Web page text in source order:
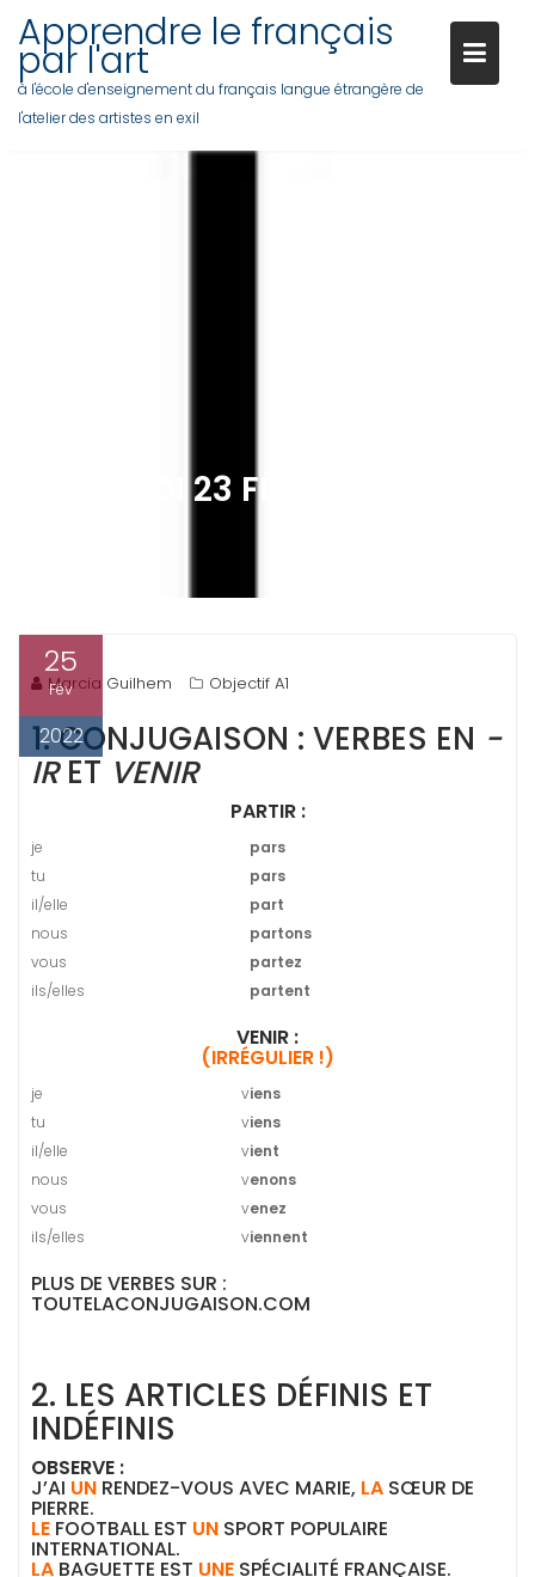
content
Apprendre le français
par l'art
à l'école d'enseignement du français langue étrangère de
l'atelier des artistes en exil
MERCREDI 23 FÉVRIER : JAY
25
Fév
2022
Marcia Guilhem Objectif A1
1. CONJUGAISON : VERBES EN -
IRET VENIR
PARTIR :
je
pars
tu
pars
il/elle
part
nous
partons
vous
partez
ils/elles
partent
VENIR :
(IRRÉGULIER !)
je viens
tu
viens
il/elle
vient
nous
venons
vous
venez
ils/elles
viennent
PLUS DE VERBES SUR :
TOUTELACONJUGAISON.COM
2. LES ARTICLES DÉFINIS ET
INDÉFINIS
OBSERVE :
J’AI UN RENDEZ-VOUS AVEC MARIE, LA SŒUR DE
PIERRE.
LE FOOTBALL EST UN SPORT POPULAIRE
INTERNATIONAL.
LA BAGUETTE EST UNE SPÉCIALITÉ FRANÇAISE.